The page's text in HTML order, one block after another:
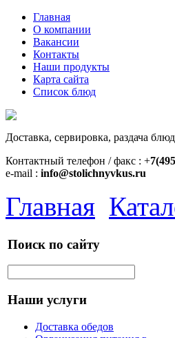
Главная
О компании
Вакансии
Контакты
Наши продукты
Карта сайта
Список блюд
Доставка, сервировка, раздача
Контактный телефон / факс : +
e-mail : info@stolichnyvkus.ru
Главная
Поиск по сайту
Наши услуги
Доставка обедов